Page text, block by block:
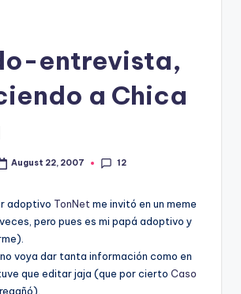
entrevista,
a Chica
August 22, 2007 12
adoptivo TonNet me invitó en un meme
pero pues es mi papá adoptivo y
voya dar tanta información como en
que editar jaja (que por cierto Caso